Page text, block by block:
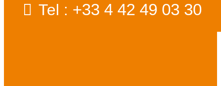
Tel : +33 4 42 49 03 30